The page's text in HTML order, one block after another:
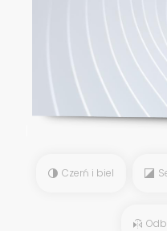
Czerń i biel